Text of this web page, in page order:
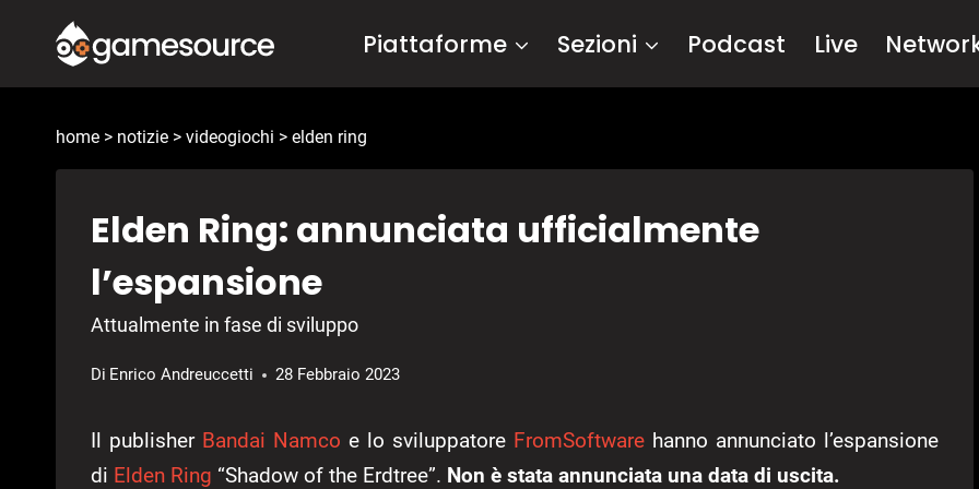
contenuto
Piattaforme Sezioni Podcast Live
home > notizie > videogiochi > elden ring
Elden Ring: annunciata ufficialmente
l’espansione
Attualmente in fase di sviluppo
Di Enrico Andreuccetti 28 Febbraio 2023
Il publisher Bandai Namco e lo sviluppatore FromSoftwarehanno annunciato l’espansione
di Elden Ring “Shadow of the Erdtree”. Non è stata annunciata una data di uscita.